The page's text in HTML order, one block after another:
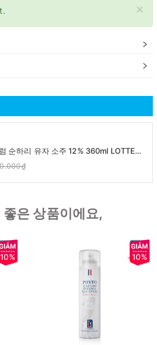
×
순하리 유자 소주 12% 360ml LOTTE
vi thanh yen/cam
은 상품이에요,
10% 10%